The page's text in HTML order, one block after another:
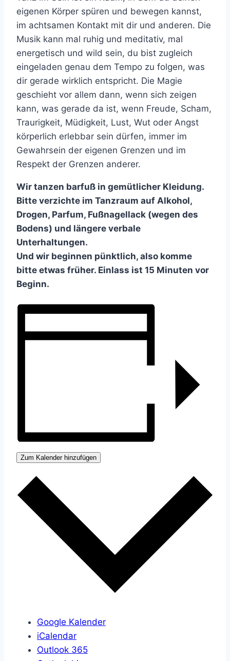
eigenen Körper spüren und bewegen kannst,
im achtsamen Kontakt mit dir und anderen. Die
Musik kann mal ruhig und meditativ, mal
energetisch und wild sein, du bist zugleich
eingeladen genau dem Tempo zu folgen, was
dir gerade wirklich entspricht. Die Magie
geschieht vor allem dann, wenn sich zeigen
kann, was gerade da ist, wenn Freude, Scham,
Traurigkeit, Müdigkeit, Lust, Wut oder Angst
körperlich erlebbar sein dürfen, immer im
Gewahrsein der eigenen Grenzen und im
Respekt der Grenzen anderer.
Wir tanzen barfuß in gemütlicher Kleidung.
Bitte verzichte im Tanzraum auf Alkohol,
Drogen, Parfum, Fußnagellack (wegen des
Bodens) und längere verbale
Unterhaltungen.
Und wir beginnen pünktlich, also komme
bitte etwas früher. Einlass ist 15 Minuten vor
Beginn.
Zum Kalender hinzufügen
Google Kalender
iCalendar
Outlook 365